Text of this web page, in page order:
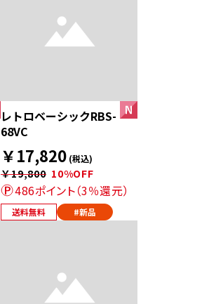
レトロベーシックRBS-
68VC
￥17,820 (税込)
￥19,800 10%OFF
486ポイント（3％還元）
送料無料 #新品